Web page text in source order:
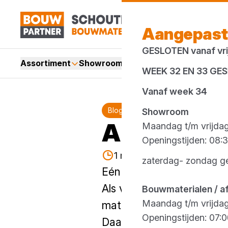
Assortiment Showroom
Blog
All you
1 minuut lezen
Eén plaat. Eindeloze
Als verwerker weet je:
materialen,
Daarom is er één
GESLOTEN vanaf
WEEK 32 EN 33
Vanaf week 34
Showroom
Maandag t/m
Openingstijden:
zaterdag- zondag
Bouwmaterialen /
Maandag t/m
Openingstijden: